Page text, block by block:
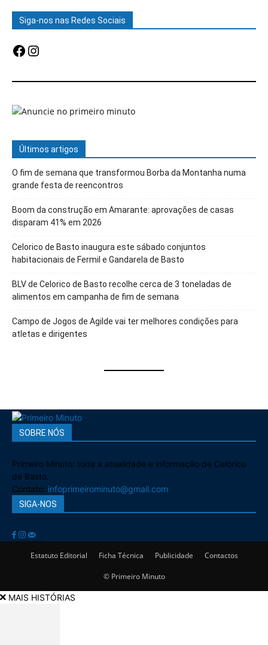
Siga-nos nas Redes Sociais
Facebook
Instagram
Últimos artigos
O fim de semana que transformou Borba da Montanha numa
grande festa de reencontros
Boom da construção em Amarante: aprovações de casas
disparam 41% em 2026
Celorico de Basto inaugura este sábado conjuntos
habitacionais de Fermil e Gandarela de Basto
BLV de Celorico de Basto recolhe cerca de 3 toneladas de
alimentos em campanha de fim de semana
Campo de Jogos de Agilde vai ter melhores condições para
atletas e dirigentes
SOBRE NÓS
Primeiro Minuto: toda a atualidade e informação de Celorico
de Basto.
Contato: infoprimeirominuto@gmail.com
SIGA-NOS
Estatuto Editorial Ficha Técnica Publicidade Contactos
© Primeiro Minuto
MAIS HISTÓRIAS